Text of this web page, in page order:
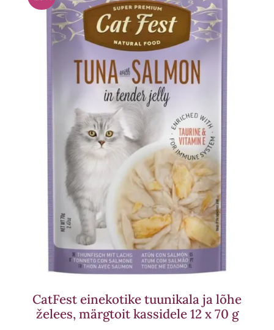
CatFest einekotike tuunikala ja lõhe
želees, märgtoit kassidele 12 x 70 g